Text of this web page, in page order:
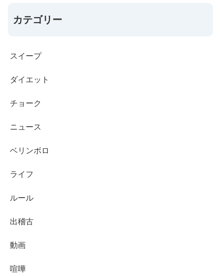
カテゴリー
スイープ
ダイエット
チョーク
ニュース
ベリンボロ
ライフ
ルール
出稽古
動画
喧嘩